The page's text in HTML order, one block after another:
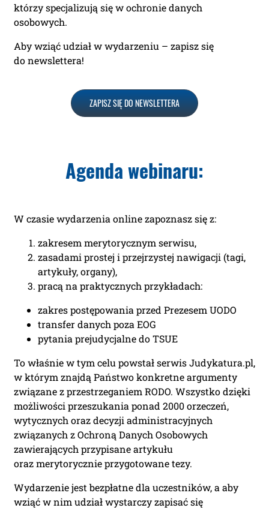
którzy specjalizują się w ochronie danych
osobowych.
Aby wziąć udział w wydarzeniu – zapisz się
do newslettera!
ZAPISZ SIĘ DO NEWSLETTERA
Agenda webinaru:
W czasie wydarzenia online zapoznasz się z:
zakresem merytorycznym serwisu,
zasadami prostej i przejrzystej nawigacji (tagi,
artykuły, organy),
pracą na praktycznych przykładach:
zakres postępowania przed Prezesem UODO
transfer danych poza EOG
pytania prejudycjalne do TSUE
To właśnie w tym celu powstał serwis Judykatura.pl,
w którym znajdą Państwo konkretne argumenty
związane z przestrzeganiem RODO. Wszystko dzięki
możliwości przeszukania ponad 2000 orzeczeń,
wytycznych oraz decyzji administracyjnych
związanych z Ochroną Danych Osobowych
zawierających przypisane artykułu
oraz merytorycznie przygotowane tezy.
Wydarzenie jest bezpłatne dla uczestników, a aby
wziąć w nim udział wystarczy zapisać się